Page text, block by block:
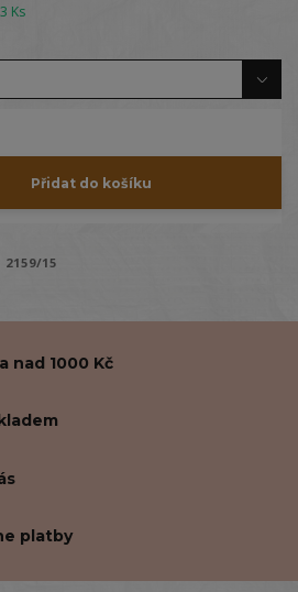
Ks
Přidat do košíku
2159/15
nad 1000 Kč
platby